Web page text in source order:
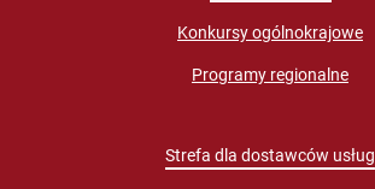
Konkursy ogólnokrajowe
Programy regionalne
Strefa dla dostawców usług